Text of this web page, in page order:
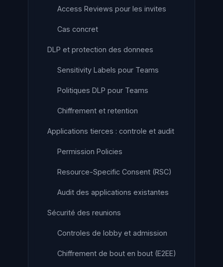
Access Reviews pour les invites
Cas concret
DLP et protection des donnees
Sensitivity Labels pour Teams
Politiques DLP pour Teams
Chiffrement et retention
Applications tierces : controle et audit
Permission Policies
Resource-Specific Consent (RSC)
Audit des applications existantes
Sécurité des reunions
Controles de lobby et admission
Chiffrement de bout en bout (E2EE)